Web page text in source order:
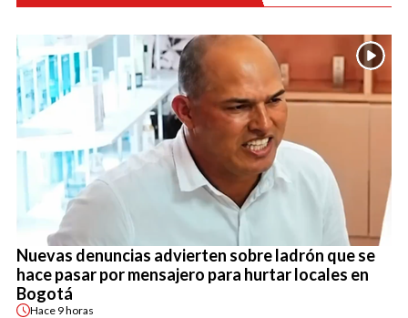
Nuevas denuncias advierten sobre ladrón que se
hace pasar por mensajero para hurtar locales en
Bogotá
Hace 9 horas